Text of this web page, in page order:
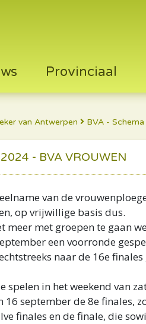
Provinciaal
van Antwerpen BVA -
- BVA VROUWEN
van de
op vrijwillige basis dus.
meer met groepen te gaan
een voorronde
naar de 16e
spelen in het weekend van
16 september de 8e
finales en de finale, die